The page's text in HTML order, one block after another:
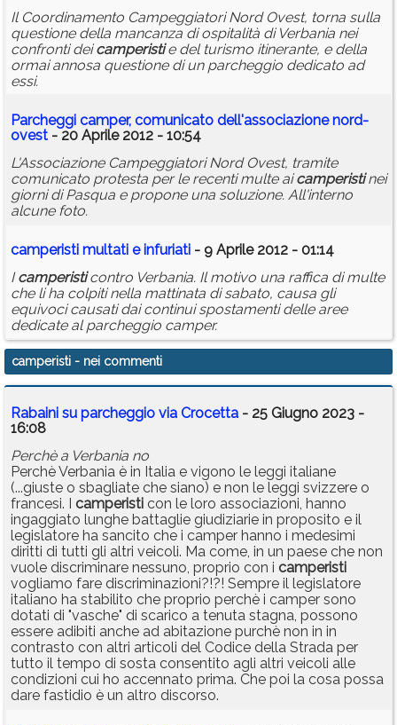
Il Coordinamento Campeggiatori Nord Ovest, torna sulla
questione della mancanza di ospitalità di Verbania nei
confronti deicamperistie del turismo itinerante, e della
ormai annosa questione di un parcheggio dedicato ad
essi.
Parcheggi camper, comunicato dell'associazione nord-
ovest - 20 Aprile 2012 - 10:54
L'Associazione Campeggiatori Nord Ovest, tramite
comunicato protesta per le recenti multe aicamperistinei
giorni di Pasqua e propone una soluzione. All'interno
alcune foto.
camperisti multati e infuriati - 9 Aprile 2012 - 01:14
Icamperisticontro Verbania. Il motivo una raffica di multe
che li ha colpiti nella mattinata di sabato, causa gli
equivoci causati dai continui spostamenti delle aree
dedicate al parcheggio camper.
camperisti - nei commenti
Rabaini su parcheggio via Crocetta - 25 Giugno 2023 -
16:08
Perchè a Verbania no
Perchè Verbania è in Italia e vigono le leggi italiane
(...giuste o sbagliate che siano) e non le leggi svizzere o
francesi. I camperisti con le loro associazioni, hanno
ingaggiato lunghe battaglie giudiziarie in proposito e il
legislatore ha sancito che i camper hanno i medesimi
diritti di tutti gli altri veicoli. Ma come, in un paese che non
vuole discriminare nessuno, proprio con i camperisti
vogliamo fare discriminazioni?!?! Sempre il legislatore
italiano ha stabilito che proprio perchè i camper sono
dotati di "vasche" di scarico a tenuta stagna, possono
essere adibiti anche ad abitazione purchè non in in
contrasto con altri articoli del Codice della Strada per
tutto il tempo di sosta consentito agli altri veicoli alle
condizioni cui ho accennato prima. Che poi la cosa possa
dare fastidio è un altro discorso.